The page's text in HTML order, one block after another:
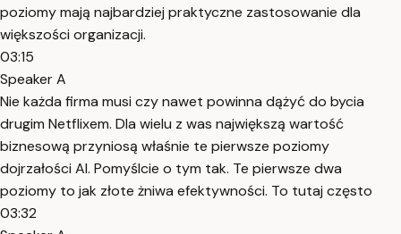
poziomy mają najbardziej praktyczne zastosowanie dla
większości organizacji.
03:15
Speaker A
Nie każda firma musi czy nawet powinna dążyć do bycia
drugim Netflixem. Dla wielu z was największą wartość
biznesową przyniosą właśnie te pierwsze poziomy
dojrzałości AI. Pomyślcie o tym tak. Te pierwsze dwa
poziomy to jak złote żniwa efektywności. To tutaj często
03:32